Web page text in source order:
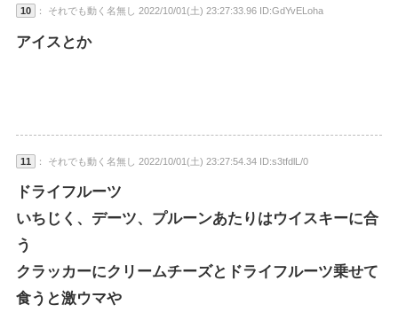
10 ： それでも動く名無し 2022/10/01(土) 23:27:33.96 ID:GdYvELoha
アイスとか
11 ： それでも動く名無し 2022/10/01(土) 23:27:54.34 ID:s3tfdlL/0
ドライフルーツ
いちじく、デーツ、プルーンあたりはウイスキーに合
う
クラッカーにクリームチーズとドライフルーツ乗せて
食うと激ウマや